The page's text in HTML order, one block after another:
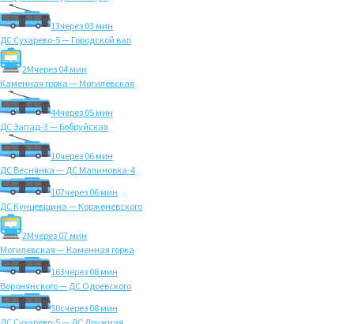
13через 03 мин
ДС Сухарево-5 — Городской вал
2Mчерез 04 мин
Каменная горка — Могилёвская
44через 05 мин
ДС Запад-3 — Бобруйская
10через 06 мин
ДС Веснянка — ДС Малиновка-4
107через 06 мин
ДС Кунцевщина — Корженевского
2Mчерез 07 мин
Могилёвская — Каменная горка
163через 08 мин
Воронянского — ДС Одоевского
50счерез 08 мин